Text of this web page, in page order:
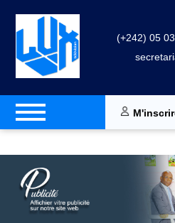
(+242) 05